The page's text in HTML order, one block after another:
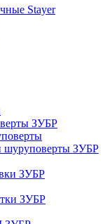
Stayer
ЗУБР
шуруповерты ЗУБР
ЗУБР
ЗУБР